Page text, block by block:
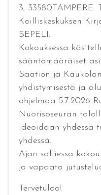
3, 33580TAMPERE.
Koilliskeskuksen
SEPELI.
Kokouksessa
sääntömääräiset
Säätiön ja
yhdistymisestä ja
ohjelmaa 5.7.2026
Nuorisoseuran
ideoidaan yhdessä
yhdessä.
Ajan salliessa
ja vapaata
Tervetuloa!